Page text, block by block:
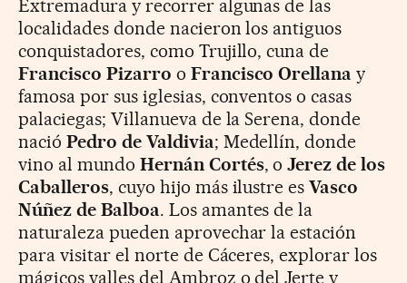
Extremadura y recorrer algunas de las
localidades donde nacieron los antiguos
conquistadores, como Trujillo, cuna de
Francisco Pizarro o Francisco Orellana y
famosa por sus iglesias, conventos o casas
palaciegas; Villanueva de la Serena, donde
nació Pedro de Valdivia; Medellín, donde
vino al mundo Hernán Cortés, oJerez de los
Caballeros, cuyo hijo más ilustre esVasco
Núñez de Balboa. Los amantes de la
naturaleza pueden aprovechar la estación
para visitar el norte de Cáceres, explorar los
mágicos valles del Ambroz o del Jerte y